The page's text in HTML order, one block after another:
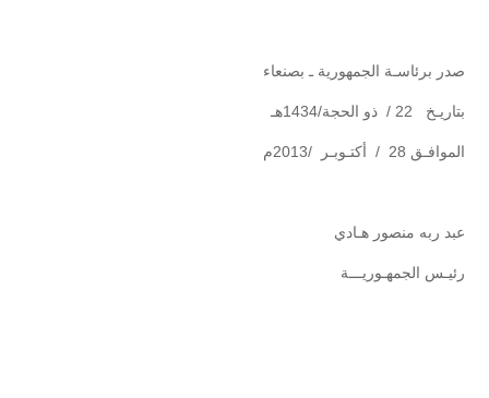
صدر برئاسـة الجمهورية ـ بصنعاء
بتاريـخ 22 / ذو الحجة/1434هـ
الموافـق 28 / أكتـوبـر /2013م
عبد ربه منصور هـادي
رئيـس الجمهـوريـــة